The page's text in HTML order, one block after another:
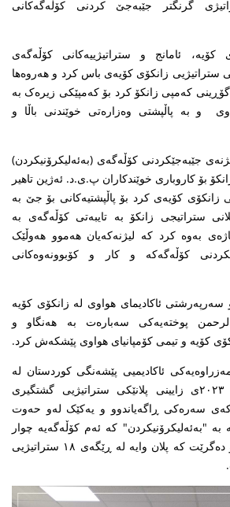
گرنگتر جێبەجێ کردنی کۆڵەگەکانی
ئامانج و ستراتیژییەکانی کۆڵەگەی
ستراتیژیی زانکۆی کۆیەی باس کرد و هەروەها
کەمپی زانکۆ کرد بۆ کەمپێکی زیرەک بە
و بە پاڵپشتی وەزارەتی خوێندنی باڵا و
جێبەجێکردنی کۆڵەگەی (بەئەلیکرۆنیکردن)
بۆ کاروباری خوێندکاران پ.ی.د. ئەژین تاهیر
کۆیەی کرد بۆ پاڵپشتیەکانی بۆ جێ بە
ستراتیجی زانکۆ بە تایبەتی کۆڵەگەی بە
بەوە کرد کە لیژنەکەیان هەموو هەوڵێک
کۆڵەگەکە و کار و کۆبوونەوەکانی
سەرپەرشتی ئاکادیمای هواوی لە زانکۆی کۆیە
پوختەیەکی سەبارەت بە هەنگاو و
کۆیە و تیمی کۆمپانیای هواوی پێشکەش کرد.
ئاکادیمیی پێشەنگی کوردستان لە
مانگی ئەیلوولی ساڵی ٢٠٢٣ی زایینی پلانێکی ستراتیژیی گشتگیری
سەرەکی ڕاگەیاندوو و یەکێک لەو حەوت
بە "بەئەلیکرۆنیکردن" کە ئەم کۆڵەگەیە چوار
ئامانجی سەرەکی لە خو دەگرێت کە پلان وایە لە ڕێگەی ١٨ ستراتیژیی